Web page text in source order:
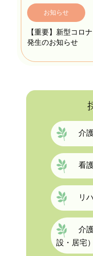
お知らせ
【重要】新型コロ
発生のお知らせ
介
看
リ
介
設・居宅）